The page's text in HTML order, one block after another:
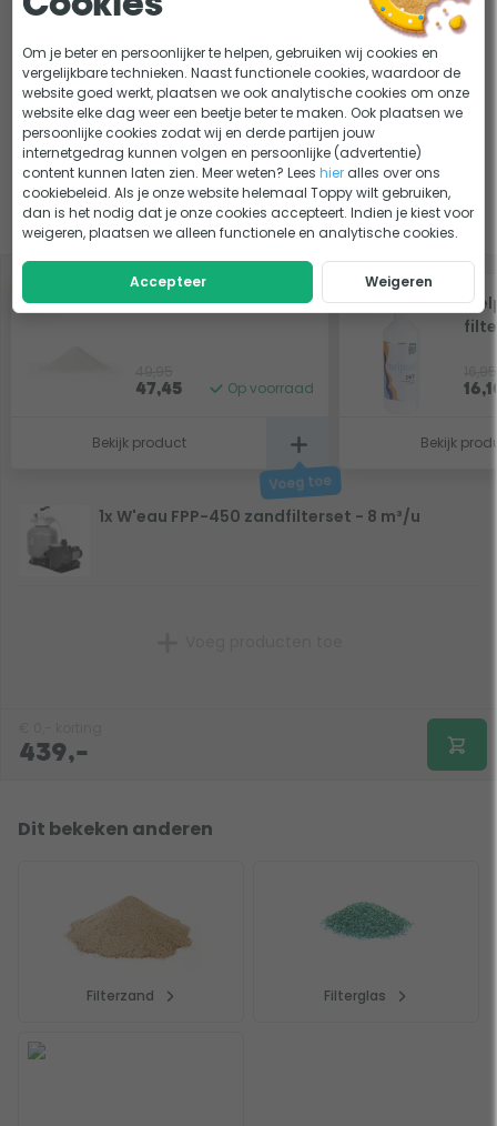
Waste; het zwembadwater direct naar het riool
afvoeren (wanneer je het waterniveau wilt verlagen)
Circuleren; water alleen rond laten stromen, zonder
dat het door het filter gaat (erg belangrijk bij het
behandelen van bijvoorbeeld groen zwembadwater)
Filtermedium; zand of glas
Dit wordt niet standaard meegeleverd in deze set.
Filterzand wordt over het algemeen het meest gebruikt
omdat het de goedkoopste optie is en pas na 5 jaar
vervangen hoeft te worden. Filterglas is wat duurder maar
wel een stukje effectiever. Daarnaast heb je er minder van
van de twee je gaat is helemaal aan jou, je krijgt er hoe dan
ook lekker fris zwemwater voor terug!
Benodigde hoeveelheidfilterzand: 45 kg
Benodigde hoeveelheid
Lastig kiezen?
KEUZEHULP
In 3 stappen een filterpomp of zandfilterpomp voor
jouw opzetzwembad kiezen
ADVIES
Welk soort filtermateriaal voor je zwembad en
zandfilter?
Slim combineren
-5% Glasparels fijn - 20 kg
47,45 Op voorraad
Bekijk product Bekijk
1x W'eau FPP-450 zandfilterset - 8 m³/u
439,-
Dit bekeken anderen
Filterzand Filterglas
Om je beter en persoonlijker te helpen, gebruiken wij cookies en
vergelijkbare technieken. Naast functionele cookies, waardoor de
website goed werkt, plaatsen we ook analytische cookies om onze
website elke dag weer een beetje beter te maken. Ook plaatsen we
persoonlijke cookies zodat wij en derde partijen jouw
internetgedrag kunnen volgen en persoonlijke (advertentie)
content kunnen laten zien. Meer weten? Leeshier alles over ons
cookiebeleid. Als je onze website helemaal Toppy wilt gebruiken,
dan is het nodig dat je onze cookies accepteert. Indien je kiest voor
weigeren, plaatsen we alleen functionele en analytische cookies.
Accepteer Weigeren